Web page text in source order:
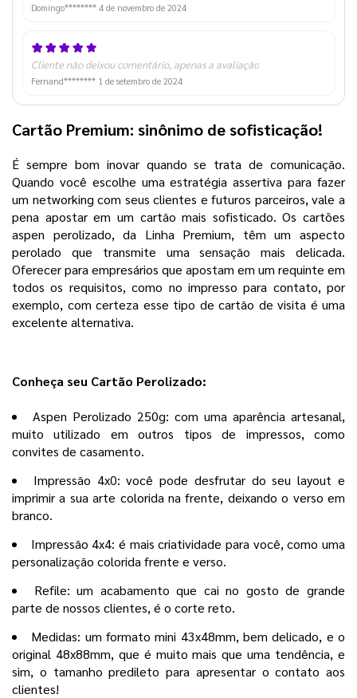
Domingo******** 4 de novembro de 2024
Cliente não deixou comentário, apenas a avaliação
Fernand******** 1 de setembro de 2024
Cartão Premium: sinônimo de sofisticação!
É sempre bom inovar quando se trata de comunicação.
Quando você escolhe uma estratégia assertiva para fazer
um networking com seus clientes e futuros parceiros, vale a
pena apostar em um cartão mais sofisticado. Os cartões
aspen perolizado, da Linha Premium, têm um aspecto
perolado que transmite uma sensação mais delicada.
Oferecer para empresários que apostam em um requinte em
todos os requisitos, como no impresso para contato, por
exemplo, com certeza esse tipo de cartão de visita é uma
excelente alternativa.
Conheça seu Cartão Perolizado:
Aspen Perolizado 250g: com uma aparência artesanal,
muito utilizado em outros tipos de impressos, como
convites de casamento.
Impressão 4x0: você pode desfrutar do seu layout e
imprimir a sua arte colorida na frente, deixando o verso em
branco.
Impressão 4x4: é mais criatividade para você, como uma
personalização colorida frente e verso.
Refile: um acabamento que cai no gosto de grande
parte de nossos clientes, é o corte reto.
Medidas: um formato mini 43x48mm, bem delicado, e o
original 48x88mm, que é muito mais que uma tendência, e
sim, o tamanho predileto para apresentar o contato aos
clientes!